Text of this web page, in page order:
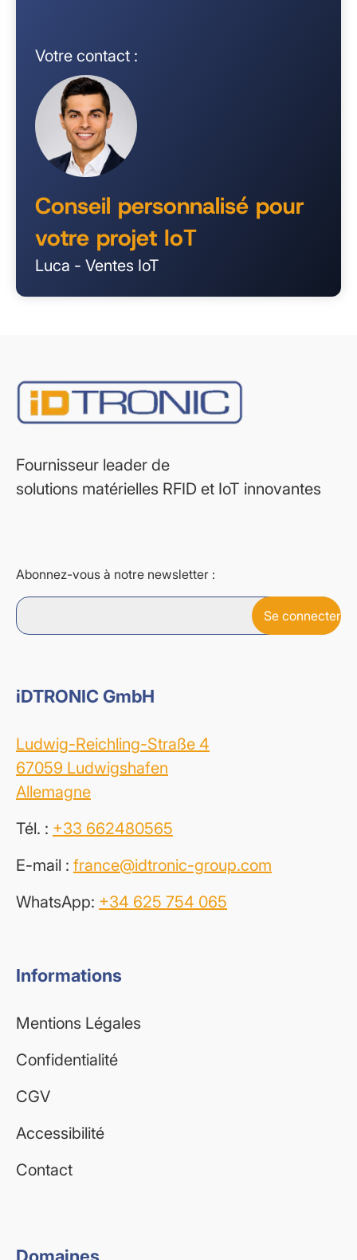
Votre contact :
Conseil personnalisé pour
votre projet IoT
Luca - Ventes IoT
Fournisseur leader de
solutions matérielles RFID et IoT innovantes
Abonnez-vous à notre newsletter :
iDTRONIC GmbH
Ludwig-Reichling-Straße 4
67059 Ludwigshafen
Allemagne
Tél. : +33 662480565
E-mail : france@idtronic-group.com
WhatsApp: +34 625 754 065
Informations
Mentions Légales
Confidentialité
CGV
Accessibilité
Contact